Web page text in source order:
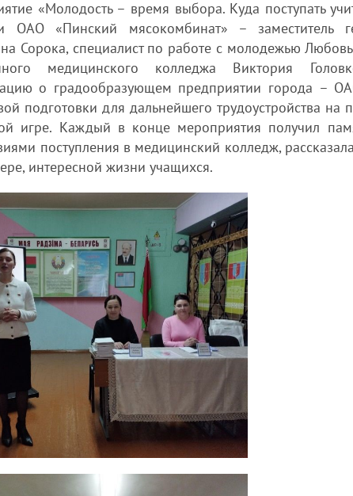
«Молодость – время выбора. Куда поступать
ОАО «Пинский мясокомбинат» – заместитель
Сорока, специалист по работе с молодежью
медицинского колледжа Виктория
о градообразующем предприятии города –
подготовки для дальнейшего трудоустройства на
игре. Каждый в конце мероприятия получил
поступления в медицинский колледж,
интересной жизни учащихся.